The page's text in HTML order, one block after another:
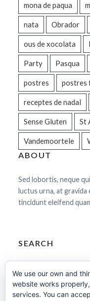
mona de paqua
nata Obrador
ous de xocolata
Party Pasqua
postres postres
receptes de nadal
Sense Gluten St
Vandemoortele
ABOUT
Sed lobortis, neque
luctus urna, at gravida
tincidunt eleifend
SEARCH
We use our own and
website works
services. You can